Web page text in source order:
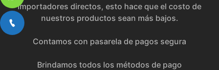
importadores directos, esto hace que el costo de
nuestros productos sean más bajos.
Contamos con pasarela de pagos segura
Brindamos todos los métodos de pago